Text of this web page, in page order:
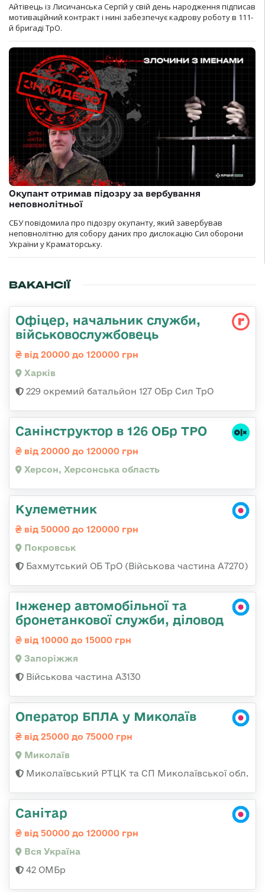
Айтівець із Лисичанська Сергій у свій день народження підписав
мотиваційний контракт і нині забезпечує кадрову роботу в 111-
й бригаді ТрО.
Окупант отримав підозру за вербування
неповнолітньої
СБУ повідомила про підозру окупанту, який завербував
неповнолітню для собору даних про дислокацію Сил оборони
України у Краматорську.
ВАКАНСІЇ
Офіцер, начальник служби,
військовослужбовець
від 20000 до 120000 грн
Харків
229 окремий батальйон 127 ОБр Сил ТрО
Санінструктор в 126 ОБр ТРО
від 20000 до 120000 грн
Херсон, Херсонська область
Кулеметник
від 50000 до 120000 грн
Покровськ
Бахмутський ОБ ТрО (Військова частина А7270)
Інженер автомобільної та
бронетанкової служби, діловод
від 10000 до 15000 грн
Запоріжжя
Військова частина А3130
Оператор БПЛА у Миколаїв
від 25000 до 75000 грн
Миколаїв
Миколаївський РТЦК та СП Миколаївської обл.
Санітар
від 50000 до 120000 грн
Вся Україна
42 ОМБр